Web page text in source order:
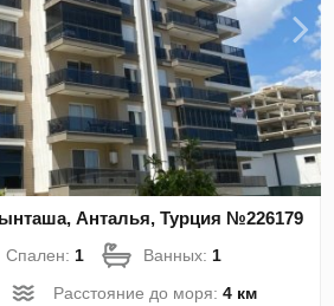
Анталья, Турция №226179
Спален: 1 Ванных: 1
Расстояние до моря:4 км